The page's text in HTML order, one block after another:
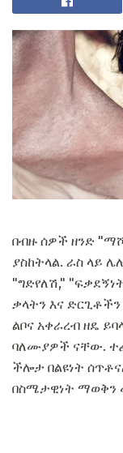
በብዙ ሰዎች ዘንድ
ያስከትላል. ራስ ላይ
"ግድየለሽ,"
ቃላትን እና ድርጊቶችን
ልቦና አቀራረብ ዘዴ
ባለሙያዎች ናቸው.
ችሎታ በልዩነት
በስሜታዊነት ማወቅን